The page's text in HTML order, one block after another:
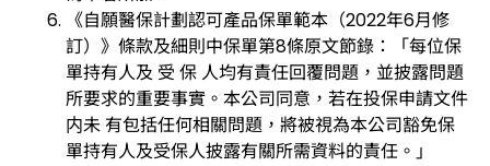
《自願醫保計劃認可產品保單範本（2022年6月修
訂）》條款及細則中保單第8條原文節錄：「每位保
單持有人及 受 保 人均有責任回覆問題，並披露問題
所要求的重要事實。本公司同意，若在投保申請文件
内未 有包括任何相關問題，將被視為本公司豁免保
單持有人及受保人披露有關所需資料的責任。」